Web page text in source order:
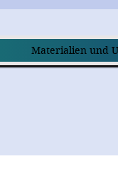
Materialien und